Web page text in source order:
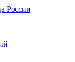
России